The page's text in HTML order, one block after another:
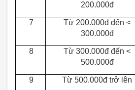
200.000đ
7
Từ 200.000đ đến <
300.000đ
8
Từ 300.000đ đến <
500.000đ
9 Từ 500.000đ trở lên